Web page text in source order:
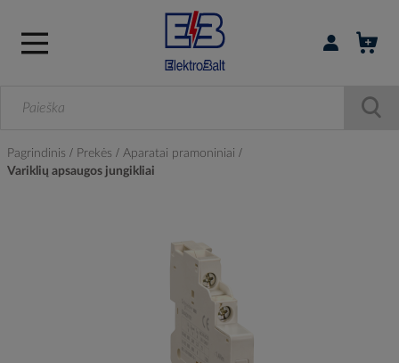
Prisijungti /
Pagrindinis Prekės
Aparatai pramoniniai
Variklių apsaugos jungikliai